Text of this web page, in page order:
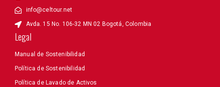
info@celtour.net
Avda. 15 No. 106-32 MN 02 Bogotá, Colombia
Legal
Manual de Sostenibilidad
Política de Sostenibilidad
Política de Lavado de Activos